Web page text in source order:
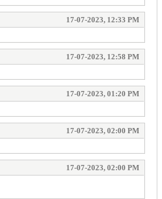
17-07-2023, 12:33 PM
17-07-2023, 12:58 PM
17-07-2023, 01:20 PM
17-07-2023, 02:00 PM
17-07-2023, 02:00 PM